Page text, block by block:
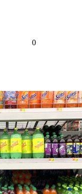
0